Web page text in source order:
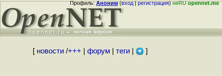
Профиль:Аноним(вход|регистрация)неRUopennet.me
[ новости/+++ форум| теги| ]